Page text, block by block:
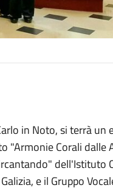
in Noto, si terrà
"Armonie Corali dalle
dell'Istituto
e il Gruppo